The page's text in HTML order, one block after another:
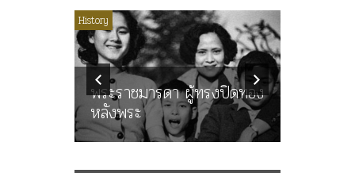
History
พระราชมารดา ผู้ทรงปิดทอง
หลังพระ